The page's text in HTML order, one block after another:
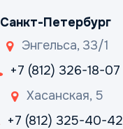
Санкт-Петербург
Энгельса, 33/1
+7 (812) 326-18-07
Хасанская, 5
+7 (812) 325-40-42